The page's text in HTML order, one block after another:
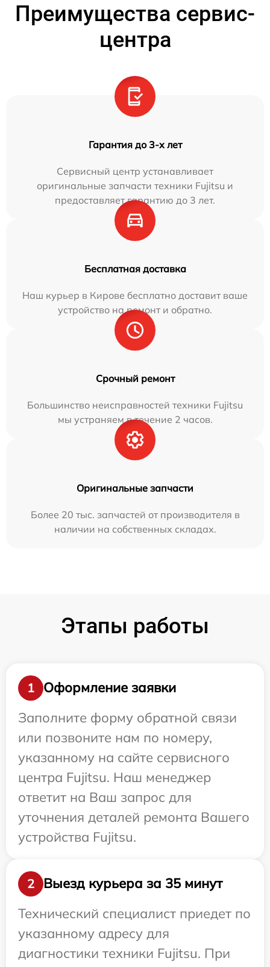
Преимущества сервис-
центра
Гарантия до 3-х лет
Сервисный центр устанавливает
оригинальные запчасти техники Fujitsu и
предоставляет гарантию до 3 лет.
Бесплатная доставка
Наш курьер в Кирове бесплатно доставит ваше
устройство на ремонт и обратно.
Срочный ремонт
Большинство неисправностей техники Fujitsu
мы устраняем в течение 2 часов.
Оригинальные запчасти
Более 20 тыс. запчастей от производителя в
наличии на собственных складах.
Этапы работы
1
Оформление заявки
Заполните форму обратной связи
или позвоните нам по номеру,
указанному на сайте сервисного
центра Fujitsu. Наш менеджер
ответит на Ваш запрос для
уточнения деталей ремонта Вашего
устройства Fujitsu.
2
Выезд курьера за 35 минут
Технический специалист приедет по
указанному адресу для
диагностики техники Fujitsu. При